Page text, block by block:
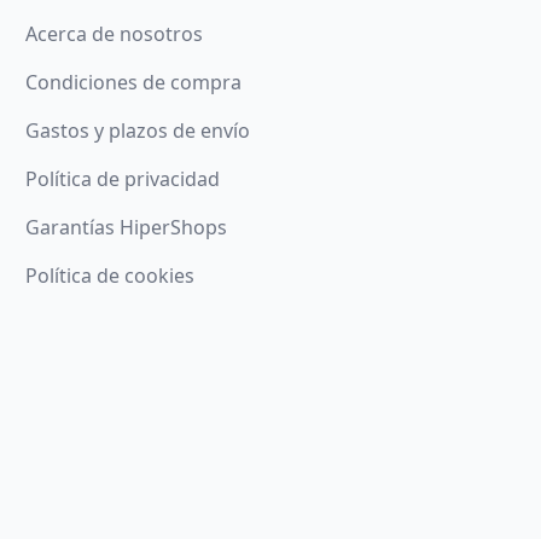
Acerca de nosotros
Condiciones de compra
Gastos y plazos de envío
Política de privacidad
Garantías HiperShops
Política de cookies